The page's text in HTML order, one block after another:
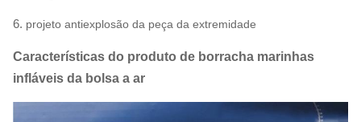
6. projeto antiexplosão da peça da extremidade
Características do produto de borracha marinhas
infláveis da bolsa a ar